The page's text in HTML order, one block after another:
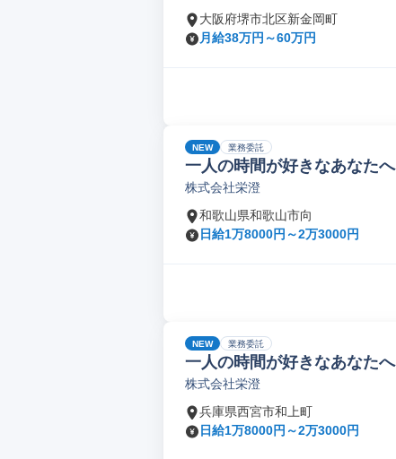
大阪府堺市北区新金岡町
月給38万円～60万円
NEW 業務委託
一人の時間が好きなあなた
株式会社栄澄
和歌山県和歌山市向
日給1万8000円～2万3000円
NEW 業務委託
一人の時間が好きなあなた
株式会社栄澄
兵庫県西宮市和上町
日給1万8000円～2万3000円